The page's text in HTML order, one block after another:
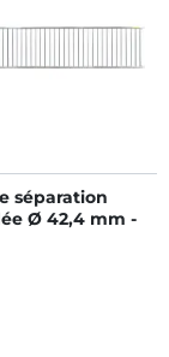
séparation
Ø 42,4 mm -